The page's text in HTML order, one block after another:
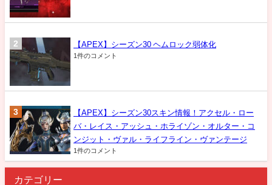
【APEX】シーズン30 ヘムロック弱体化
1件のコメント
【APEX】シーズン30スキン情報！アクセル・ロー
バ・レイス・アッシュ・ホライゾン・オルター・コ
ンジット・ヴァル・ライフライン・ヴァンテージ
1件のコメント
カテゴリー